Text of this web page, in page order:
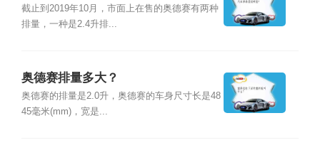
截止到2019年10月，市面上在售的奥德赛有两种
排量，一种是2.4升排...
奥德赛排量多大？
奥德赛的排量是2.0升，奥德赛的车身尺寸长是48
45毫米(mm)，宽是...